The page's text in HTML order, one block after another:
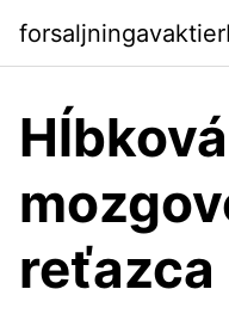
reťazca